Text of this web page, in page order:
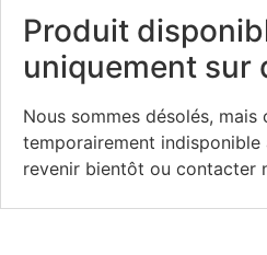
Produit
uniquement sur
Nous sommes désolés,
temporairement indisponible
revenir bientôt ou contacter